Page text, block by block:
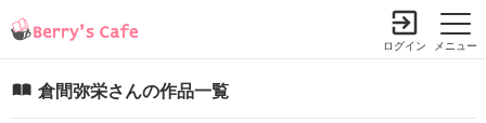
メニュー
ログイン
倉間弥栄さんの作品一覧